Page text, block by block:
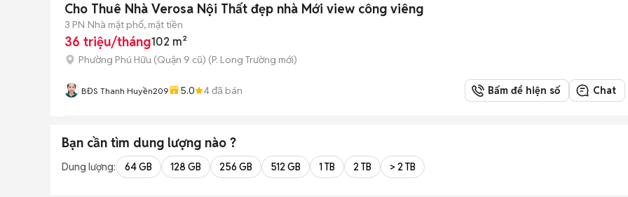
Cho Thuê Nhà Verosa Nội Thất đẹp nhà Mới view công viêng
3 PN Nhà mặt phố, mặt tiền
36 triệu/tháng102 m²
Phường Phú Hữu (Quận 9 cũ) (P. Long Trường mới)
BĐS Thanh Huyền209 5.0 4đã bán Bấm để hiện số Chat
Bạn cần tìm dung lượng nào ?
Dung lượng: 64 GB 128 GB 256 GB 512 GB 1 TB 2 TB > 2 TB